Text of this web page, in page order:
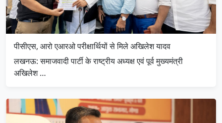
पीसीएस, आरो एआरओ परीक्षार्थियों से मिले अखिलेश यादव
लखनऊ: समाजवादी पार्टी के राष्ट्रीय अध्यक्ष एवं पूर्व मुख्यमंत्री
अखिलेश …